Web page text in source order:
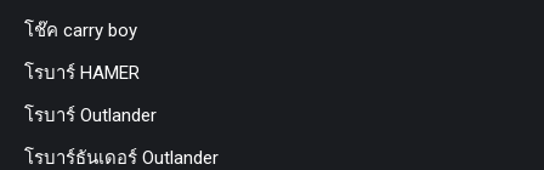
โช๊ค carry boy
โรบาร์ HAMER
โรบาร์ Outlander
โรบาร์ธันเดอร์ Outlander